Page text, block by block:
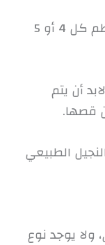
يراعي الري بعد التركيب بشكل منتظم كل 4 أو 5
أن يتم
قصها.
الطبيعي
ولا يوجد نوع